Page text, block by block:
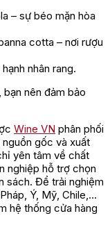
– sự béo mặn hòa
cotta – nơi rượu
nhân rang.
nên đảm bảo
Wine VN phân phối
gốc và xuất
yên tâm về chất
nghiệp hỗ trợ chọn
sách. Để trải nghiệm
Ý, Mỹ, Chile,…
hệ thống cửa hàng